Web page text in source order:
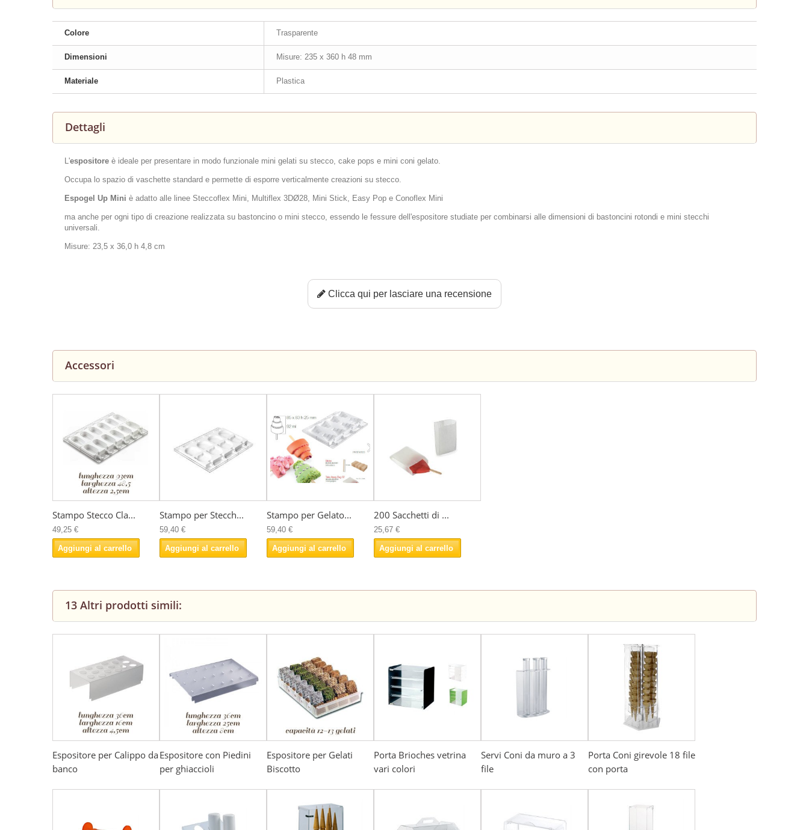
Colore Trasparente
Dimensioni Misure: 235 x 360 h 48 mm
Materiale Plastica
Dettagli
L'espositore è ideale per presentare in modo funzionale mini gelati su stecco, cake pops e mini coni gelato.
Occupa lo spazio di vaschette standard e permette di esporre verticalmente creazioni su stecco.
Espogel Up Mini è adatto alle linee Steccoflex Mini, Multiflex 3DØ28, Mini Stick, Easy Pop e Conoflex Mini
ma anche per ogni tipo di creazione realizzata su bastoncino o mini stecco, essendo le fessure dell'espositore studiate per combinarsi alle dimensioni di bastoncini rotondi e mini stecchi
universali.
Misure: 23,5 x 36,0 h 4,8 cm
Clicca qui per lasciare una recensione
Accessori
Stampo Stecco Cla...
49,25 €
Aggiungi al carrello
Stampo per Stecch...
59,40 €
Aggiungi al carrello
Stampo per Gelato...
59,40 €
Aggiungi al carrello
200 Sacchetti di ...
25,67 €
Aggiungi al carrello
13 Altri prodotti simili:
Espositore per Calippo da
banco
Espositore con Piedini
per ghiaccioli
Espositore per Gelati
Biscotto
Porta Brioches vetrina
vari colori
Servi Coni da muro a 3
file
Porta Coni girevole 18 file
con porta